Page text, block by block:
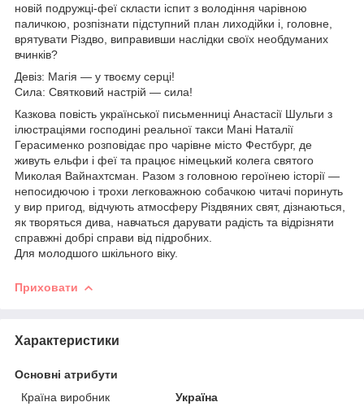
новій подружці-феї скласти іспит з володіння чарівною
паличкою, розпізнати підступний план лиходійки і, головне,
врятувати Різдво, виправивши наслідки своїх необдуманих
вчинків?
Девіз: Магія — у твоєму серці!
Сила: Святковий настрій — сила!
Казкова повість української письменниці Анастасії Шульги з
ілюстраціями господині реальної такси Мані Наталії
Герасименко розповідає про чарівне місто Фестбург, де
живуть ельфи і феї та працює німецький колега святого
Миколая Вайнахтсман. Разом з головною героїнею історії —
непосидючою і трохи легковажною собачкою читачі поринуть
у вир пригод, відчують атмосферу Різдвяних свят, дізнаються,
як творяться дива, навчаться дарувати радість та відрізняти
справжні добрі справи від підробних.
Для молодшого шкільного віку.
Приховати
Характеристики
Основні атрибути
Країна виробник
Україна